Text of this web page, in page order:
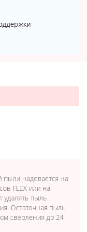
пыли надевается на
FLEX или на
удалять пыль
Остаточная пыль
сверления до 24